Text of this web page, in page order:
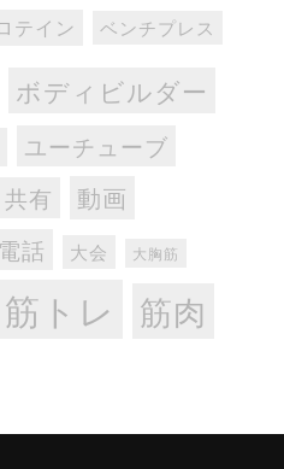
テイン ベンチプレス
ボディビルダー
ユーチューブ
共有 動画
話 大会 大胸筋
筋トレ 筋肉